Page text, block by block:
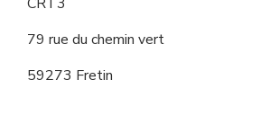
79 rue du chemin vert
59273 Fretin